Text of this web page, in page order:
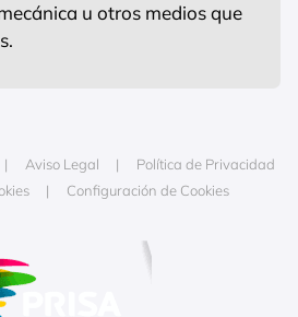
u otros medios que
Aviso Legal
Política de Privacidad
Configuración de Cookies